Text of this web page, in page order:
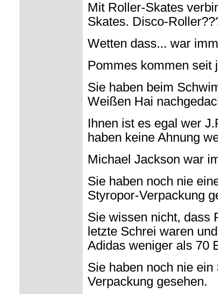
Mit Roller-Skates
Skates. Disco-
Wetten dass... war
Pommes kommen seit
Sie haben beim
Weißen Hai
Ihnen ist es egal wer
haben keine Ahnung
Michael Jackson war
Sie haben noch nie
Styropor-Verpackung
Sie wissen nicht, dass
letzte Schrei waren
Adidas weniger als 70
Sie haben noch nie
Verpackung gesehen.